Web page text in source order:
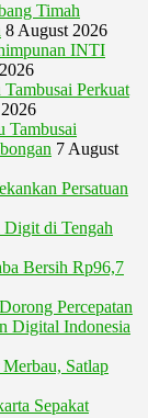
Timah
8 August 2026
INTI
Perkuat
7 August
Persatuan
di Tengah
Bersih Rp96,7
Percepatan
Digital Indonesia
Satlap
Sepakat